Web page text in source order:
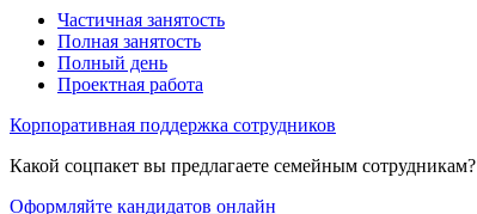
Частичная занятость
Полная занятость
Полный день
Проектная работа
Корпоративная поддержка сотрудников
Какой соцпакет вы предлагаете семейным сотрудникам?
Оформляйте кандидатов онлайн